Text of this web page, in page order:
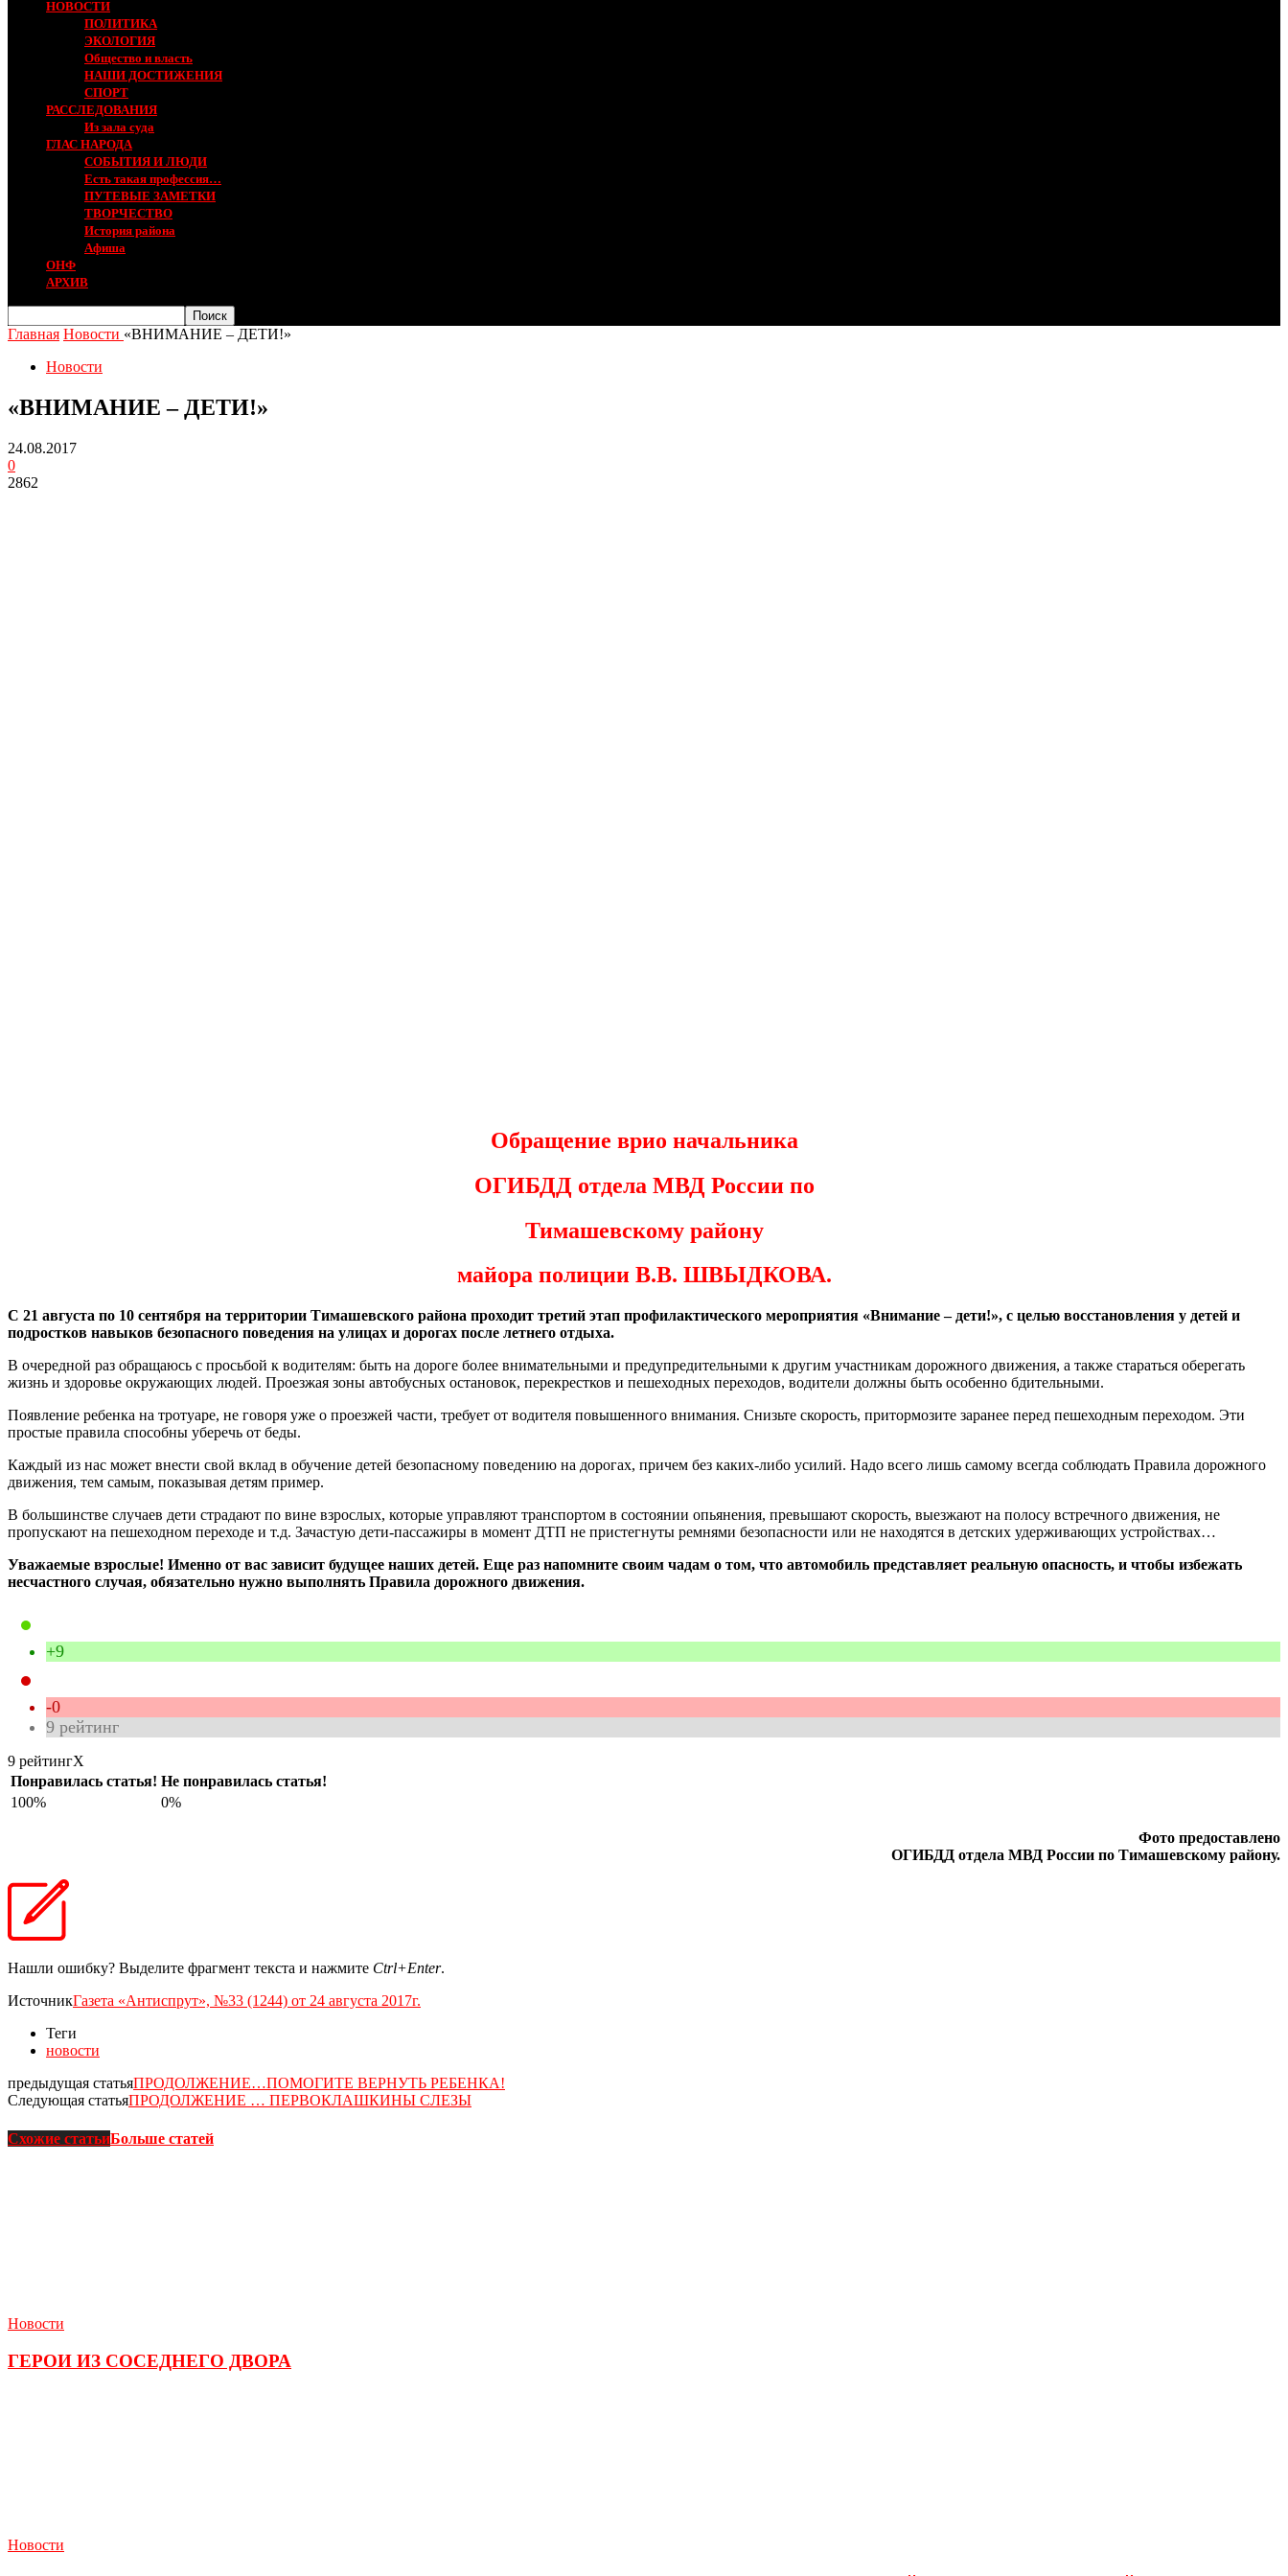
НОВОСТИ
ПОЛИТИКА
ЭКОЛОГИЯ
Общество и власть
НАШИ ДОСТИЖЕНИЯ
СПОРТ
РАССЛЕДОВАНИЯ
Из зала суда
ГЛАС НАРОДА
СОБЫТИЯ И ЛЮДИ
Есть такая профессия…
ПУТЕВЫЕ ЗАМЕТКИ
ТВОРЧЕСТВО
История района
Афиша
ОНФ
АРХИВ
Главная Новости «ВНИМАНИЕ – ДЕТИ!»
Новости
«ВНИМАНИЕ – ДЕТИ!»
24.08.2017
0
2862
Обращение врио начальника
ОГИБДД отдела МВД России по
Тимашевскому району
майора полиции В.В. ШВЫДКОВА.
С 21 августа по 10 сентября на территории Тимашевского района проходит третий этап профилактического мероприятия «Внимание – дети!», с целью восстановления у детей и
подростков навыков безопасного поведения на улицах и дорогах после летнего отдыха.
В очередной раз обращаюсь с просьбой к водителям: быть на дороге более внимательными и предупредительными к другим участникам дорожного движения, а также стараться оберегать
жизнь и здоровье окружающих людей. Проезжая зоны автобусных остановок, перекрестков и пешеходных переходов, водители должны быть особенно бдительными.
Появление ребенка на тротуаре, не говоря уже о проезжей части, требует от водителя повышенного внимания. Снизьте скорость, притормозите заранее перед пешеходным переходом. Эти
простые правила способны уберечь от беды.
Каждый из нас может внести свой вклад в обучение детей безопасному поведению на дорогах, причем без каких-либо усилий. Надо всего лишь самому всегда соблюдать Правила дорожного
движения, тем самым, показывая детям пример.
В большинстве случаев дети страдают по вине взрослых, которые управляют транспортом в состоянии опьянения, превышают скорость, выезжают на полосу встречного движения, не
пропускают на пешеходном переходе и т.д. Зачастую дети-пассажиры в момент ДТП не пристегнуты ремнями безопасности или не находятся в детских удерживающих устройствах…
Уважаемые взрослые! Именно от вас зависит будущее наших детей. Еще раз напомните своим чадам о том, что автомобиль представляет реальную опасность, и чтобы избежать
несчастного случая, обязательно нужно выполнять Правила дорожного движения.
+9
-0
9 рейтинг
9 рейтингX
Понравилась статья! Не понравилась статья!
100%
0%
Фото предоставлено
ОГИБДД отдела МВД России по Тимашевскому району.
Нашли ошибку? Выделите фрагмент текста и нажмите Ctrl+Enter.
ИсточникГазета «Антиспрут», №33 (1244) от 24 августа 2017г.
Теги
новости
предыдущая статьяПРОДОЛЖЕНИЕ…ПОМОГИТЕ ВЕРНУТЬ РЕБЕНКА!
Следующая статьяПРОДОЛЖЕНИЕ … ПЕРВОКЛАШКИНЫ СЛЕЗЫ
Схожие статьиБольше статей
Новости
ГЕРОИ ИЗ СОСЕДНЕГО ДВОРА
Новости